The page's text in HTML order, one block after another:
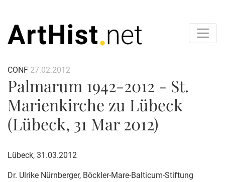
CONF 27.02.2012
Palmarum 1942-2012 - St.
Marienkirche zu Lübeck
(Lübeck, 31 Mar 2012)
Lübeck, 31.03.2012
Dr. Ulrike Nürnberger, Böckler-Mare-Balticum-Stiftung